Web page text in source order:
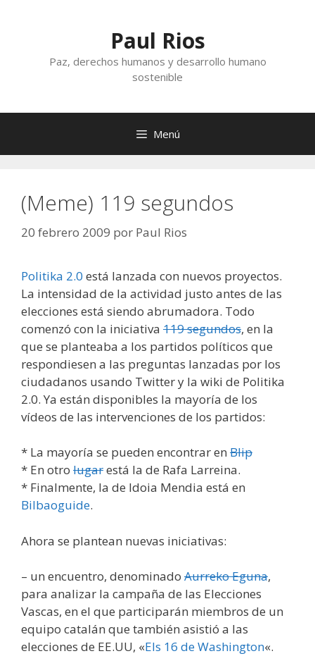
Paul Rios
Paz, derechos humanos y desarrollo humano
sostenible
Menú
(Meme) 119 segundos
20 febrero 2009 por Paul Rios
Politika 2.0 está lanzada con nuevos proyectos.
La intensidad de la actividad justo antes de las
elecciones está siendo abrumadora. Todo
comenzó con la iniciativa 119 segundos, en la
que se planteaba a los partidos políticos que
respondiesen a las preguntas lanzadas por los
ciudadanos usando Twitter y la wiki de Politika
2.0. Ya están disponibles la mayoría de los
vídeos de las intervenciones de los partidos:
* La mayoría se pueden encontrar en Blip
* En otro lugarestá la de Rafa Larreina.
* Finalmente, la de Idoia Mendia está en
Bilbaoguide.
Ahora se plantean nuevas iniciativas:
– un encuentro, denominado Aurreko Eguna,
para analizar la campaña de las Elecciones
Vascas, en el que participarán miembros de un
equipo catalán que también asistió a las
elecciones de EE.UU, «Els 16 de Washington«.